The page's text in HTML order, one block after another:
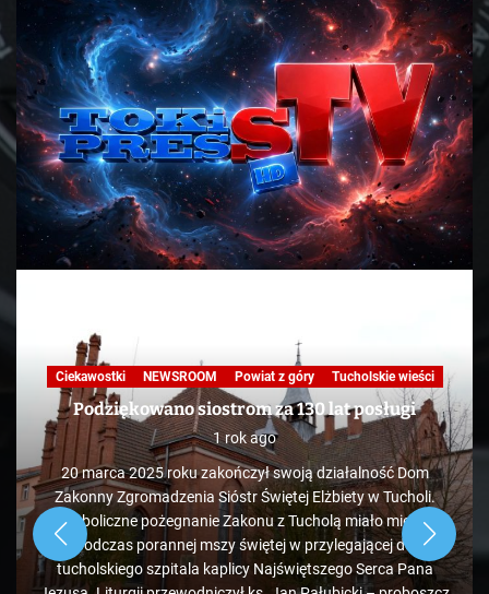
Ciekawostki NEWSROOM Powiat z góry Tucholskie wieści
Podziękowano siostrom za 130 lat posługi
1 rok ago
20 marca 2025 roku zakończył swoją działalność Dom
Zakonny Zgromadzenia Sióstr Świętej Elżbiety w Tucholi.
Symboliczne pożegnanie Zakonu z Tucholą miało miejsce
podczas porannej mszy świętej w przylegającej do
tucholskiego szpitala kaplicy Najświętszego Serca Pana